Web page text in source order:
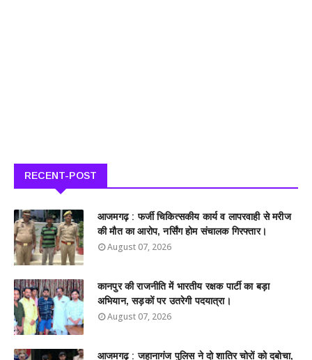
RECENT-POST
आजमगढ़ : फर्जी चिकित्सकीय कार्य व लापरवाही से मरीज
की मौत का आरोप, नर्सिंग होम संचालक गिरफ्तार।
August 07, 2026
कानपुर की राजनीति में भारतीय रक्षक पार्टी का बड़ा
अभियान, सड़कों पर उतरेगी पदयात्रा।
August 07, 2026
आजमगढ़ : जहानागंज पुलिस ने दो शातिर चोरों को दबोचा,